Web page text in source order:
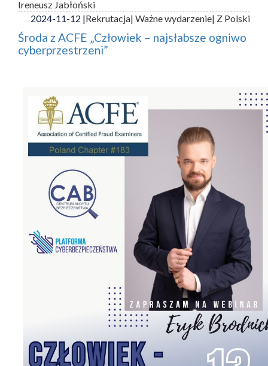
Ireneusz Jabłoński
2024-11-12 |Rekrutacja| Ważne wydarzenie| Z Polski
Środa z ACFE „Człowiek – najsłabsze ogniwo
cyberprzestrzeni”